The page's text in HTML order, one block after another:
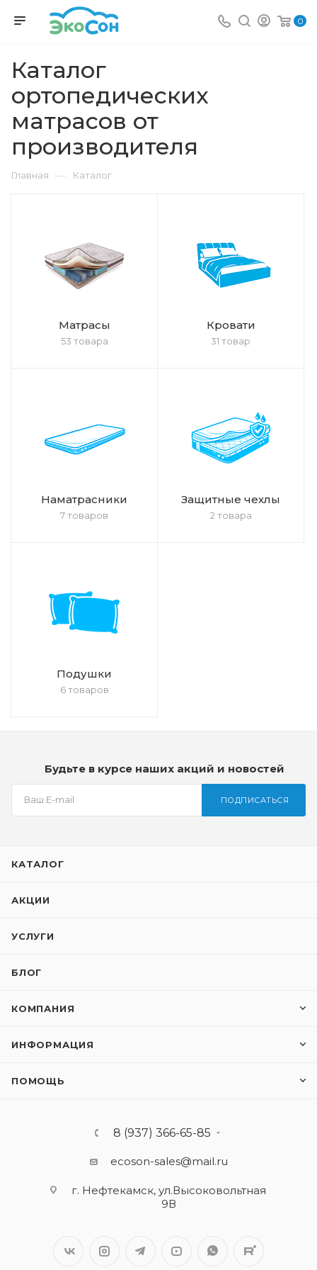
0
Каталог
ортопедических
матрасов от
производителя
Главная — Каталог
Матрасы
53 товара
Кровати
31 товар
Наматрасники
7 товаров
Защитные чехлы
2 товара
Подушки
6 товаров
Будьте в курсе наших акций и новостей
ПОДПИСАТЬСЯ
КАТАЛОГ
АКЦИИ
УСЛУГИ
БЛОГ
КОМПАНИЯ
ИНФОРМАЦИЯ
ПОМОЩЬ
8 (937) 366-65-85
ecoson-sales@mail.ru
г. Нефтекамск, ул.Высоковольтная
9В